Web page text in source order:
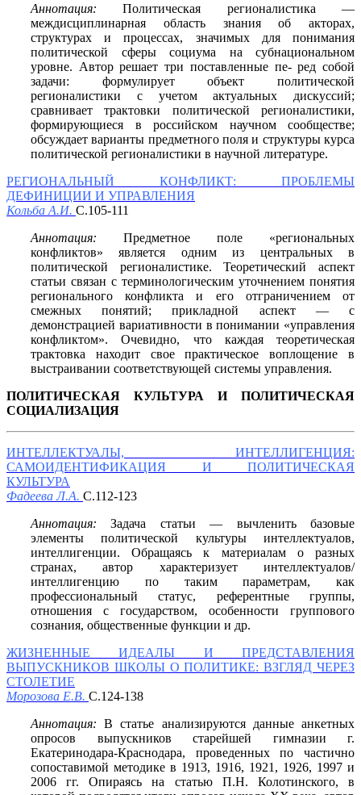
Аннотация:Политическая регионалистика —
междисциплинарная область знания об акторах,
структурах и процессах, значимых для понимания
политической сферы социума на субнациональном
уровне. Автор решает три поставленные пе- ред собой
задачи: формулирует объект политической
регионалистики с учетом актуальных дискуссий;
сравнивает трактовки политической регионалистики,
формирующиеся в российском научном сообществе;
обсуждает варианты предметного поля и структуры курса
политической регионалистики в научной литературе.
РЕГИОНАЛЬНЫЙ КОНФЛИКТ: ПРОБЛЕМЫ
ДЕФИНИЦИИ И УПРАВЛЕНИЯ
Кольба А.И. С.105-111
Аннотация: Предметное поле «региональных
конфликтов» является одним из центральных в
политической регионалистике. Теоретический аспект
статьи связан с терминологическим уточнением понятия
регионального конфликта и его отграничением от
смежных понятий; прикладной аспект — с
демонстрацией вариативности в понимании «управления
конфликтом». Очевидно, что каждая теоретическая
трактовка находит свое практическое воплощение в
выстраивании соответствующей системы управления.
ПОЛИТИЧЕСКАЯ КУЛЬТУРА И ПОЛИТИЧЕСКАЯ
СОЦИАЛИЗАЦИЯ
ИНТЕЛЛЕКТУАЛЫ, ИНТЕЛЛИГЕНЦИЯ:
САМОИДЕНТИФИКАЦИЯ И ПОЛИТИЧЕСКАЯ
КУЛЬТУРА
Фадеева Л.А. С.112-123
Аннотация:Задача статьи — вычленить базовые
элементы политической культуры интеллектуалов,
интеллигенции. Обращаясь к материалам о разных
странах, автор характеризует интеллектуалов/
интеллигенцию по таким параметрам, как
профессиональный статус, референтные группы,
отношения с государством, особенности группового
сознания, общественные функции и др.
ЖИЗНЕННЫЕ ИДЕАЛЫ И ПРЕДСТАВЛЕНИЯ
ВЫПУСКНИКОВ ШКОЛЫ О ПОЛИТИКЕ: ВЗГЛЯД ЧЕРЕЗ
СТОЛЕТИЕ
Морозова Е.В. С.124-138
Аннотация:В статье анализируются данные анкетных
опросов выпускников старейшей гимназии г.
Екатеринодара-Краснодара, проведенных по частично
сопоставимой методике в 1913, 1916, 1921, 1926, 1997 и
2006 гг. Опираясь на статью П.Н. Колотинского, в